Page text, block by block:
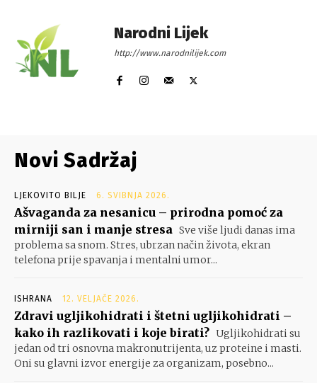
Narodni Lijek
http://www.narodnilijek.com
Novi Sadržaj
LJEKOVITO BILJE 6. SVIBNJA 2026.
Ašvaganda za nesanicu – prirodna pomoć za
mirniji san i manje stresa Sve više ljudi danas ima
problema sa snom. Stres, ubrzan način života, ekran
telefona prije spavanja i mentalni umor...
ISHRANA 12. VELJAČE 2026.
Zdravi ugljikohidrati i štetni ugljikohidrati –
kako ih razlikovati i koje birati? Ugljikohidrati su
jedan od tri osnovna makronutrijenta, uz proteine i masti.
Oni su glavni izvor energije za organizam, posebno...